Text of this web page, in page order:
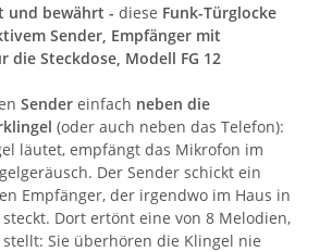
und bewährt - diese Funk-Türglocke
Sender, Empfänger mit
die Steckdose, Modell FG 12
Sender einfach neben die
(oder auch neben das Telefon):
läutet, empfängt das Mikrofon im
Der Sender schickt ein
Empfänger, der irgendwo im Haus in
Dort ertönt eine von 8 Melodien,
Sie überhören die Klingel nie